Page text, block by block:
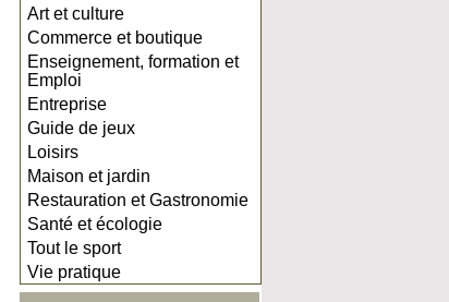
Art et culture
Commerce et boutique
Enseignement, formation et
Emploi
Entreprise
Guide de jeux
Loisirs
Maison et jardin
Restauration et Gastronomie
Santé et écologie
Tout le sport
Vie pratique